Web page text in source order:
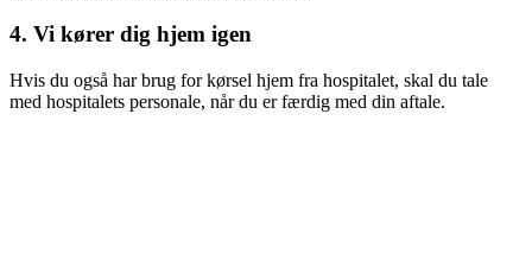
4. Vi kører dig hjem igen
Hvis du også har brug for kørsel hjem fra hospitalet, skal du tale
med hospitalets personale, når du er færdig med din aftale.